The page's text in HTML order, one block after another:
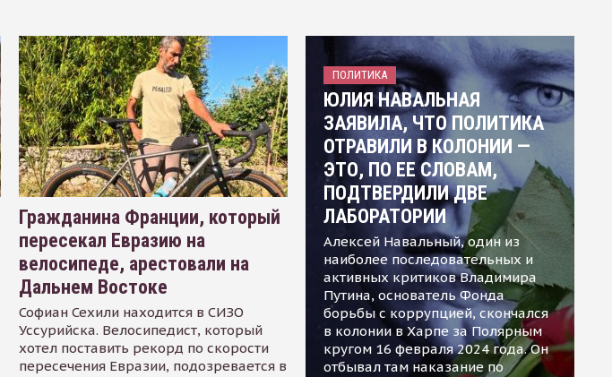
Гражданина Франции, который
пересекал Евразию на
велосипеде, арестовали на
Дальнем Востоке
Софиан Сехили находится в СИЗО
Уссурийска. Велосипедист, который
хотел поставить рекорд по скорости
пересечения Евразии, подозревается в
ПОЛИТИКА
ЮЛИЯ НАВАЛЬНАЯ
ЗАЯВИЛА, ЧТО ПОЛИТИКА
ОТРАВИЛИ В КОЛОНИИ —
ЭТО, ПО ЕЕ СЛОВАМ,
ПОДТВЕРДИЛИ ДВЕ
ЛАБОРАТОРИИ
Алексей Навальный, один из
наиболее последовательных и
активных критиков Владимира
Путина, основатель Фонда
борьбы с коррупцией, скончался
в колонии в Харпе за Полярным
кругом 16 февраля 2024 года. Он
отбывал там наказание по